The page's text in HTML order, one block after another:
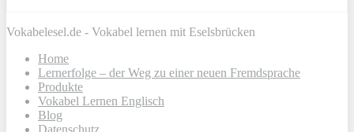
Vokabelesel.de - Vokabel lernen mit Eselsbrücken
Home
Lernerfolge – der Weg zu einer neuen Fremdsprache
Produkte
Vokabel Lernen Englisch
Blog
Datenschutz